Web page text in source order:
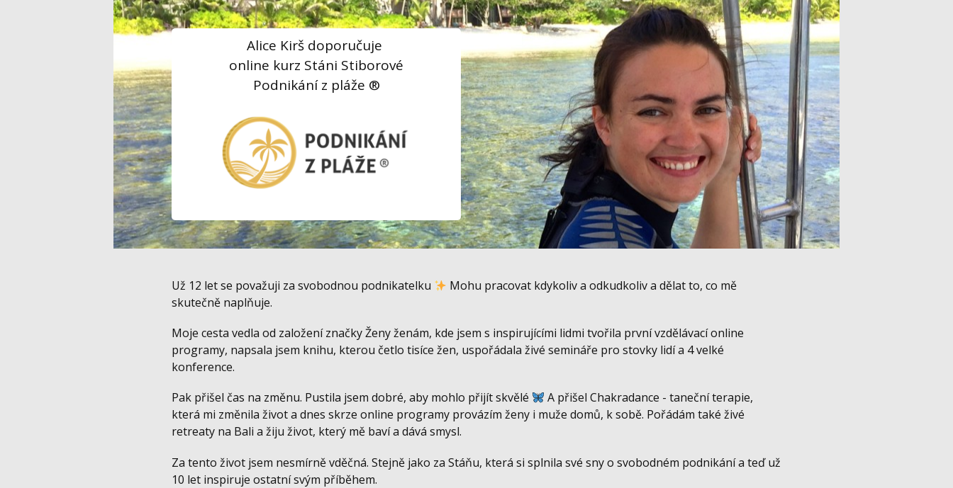
Alice Kirš doporučuje
online kurz Stáni Stiborové
Podnikání z pláže ®
Už 12 let se považuji za svobodnou podnikatelku
Mohu pracovat kdykoliv a odkudkoliv a dělat to, co mě
skutečně naplňuje.
Moje cesta vedla od založení značky Ženy ženám, kde jsem s inspirujícími lidmi tvořila první vzdělávací online
programy, napsala jsem knihu, kterou četlo tisíce žen, uspořádala živé semináře pro stovky lidí a 4 velké
konference.
Pak přišel čas na změnu. Pustila jsem dobré, aby mohlo přijít skvělé
A přišel Chakradance - taneční terapie,
která mi změnila život a dnes skrze online programy provázím ženy i muže domů, k sobě. Pořádám také živé
retreaty na Bali a žiju život, který mě baví a dává smysl.
Za tento život jsem nesmírně vděčná. Stejně jako za Stáňu, která si splnila své sny o svobodném podnikání a teď už
10 let inspiruje ostatní svým příběhem.